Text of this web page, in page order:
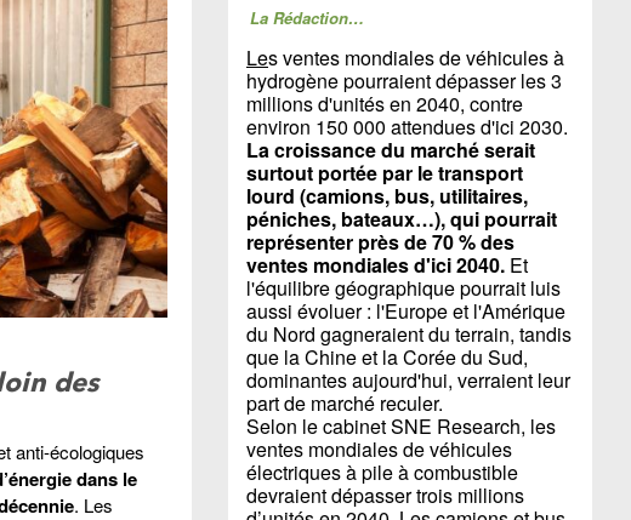
des
anti-écologiques
dans le
. Les
La Rédaction…
Les ventes mondiales de véhicules à
hydrogène pourraient dépasser les 3
millions d'unités en 2040, contre
environ 150 000 attendues d'ici 2030.
La croissance du marché serait
surtout portée par le transport
lourd (camions, bus, utilitaires,
péniches, bateaux…), qui pourrait
représenter près de 70 % des
ventes mondiales d'ici 2040. Et
l'équilibre géographique pourrait luis
aussi évoluer : l'Europe et l'Amérique
du Nord gagneraient du terrain, tandis
que la Chine et la Corée du Sud,
dominantes aujourd'hui, verraient leur
part de marché reculer.
Selon le cabinet SNE Research, les
ventes mondiales de véhicules
électriques à pile à combustible
devraient dépasser trois millions